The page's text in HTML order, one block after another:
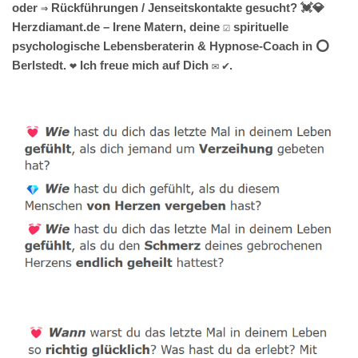
oder ⇒ Rückführungen / Jenseitskontakte gesucht? 💓️💎
Herzdiamant.de – Irene Matern, deine ☑️ spirituelle
psychologische Lebensberaterin & Hypnose-Coach in ⭕
Berlstedt. ❤ Ich freue mich auf Dich ✉ ✔.